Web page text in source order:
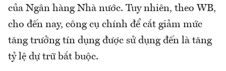
của Ngân hàng Nhà nước. Tuy nhiên, theo WB,
cho đến nay, công cụ chính để cắt giảm mức
tăng trưởng tín dụng được sử dụng đến là tăng
tỷ lệ dự trữ bắt buộc.